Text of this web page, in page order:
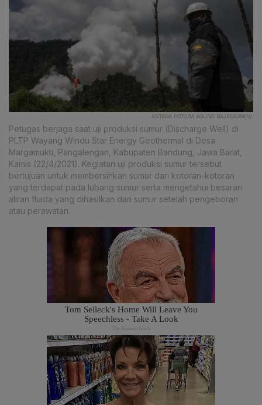
ANTARA FOTO/M AGUNG RAJASA/AWW.
Petugas berjaga saat uji produksi sumur (Discharge Well) di
PLTP Wayang Windu Star Energy Geothermal di Desa
Margamukti, Pangalengan, Kabupaten Bandung, Jawa Barat,
Kamis (22/4/2021). Kegiatan uji produksi sumur tersebut
bertujuan untuk membersihkan sumur dari kotoran-kotoran
yang terdapat pada lubang sumur serta mengetahui besaran
aliran fluida yang dihasilkan dari sumur setelah pengeboran
atau perawatan.